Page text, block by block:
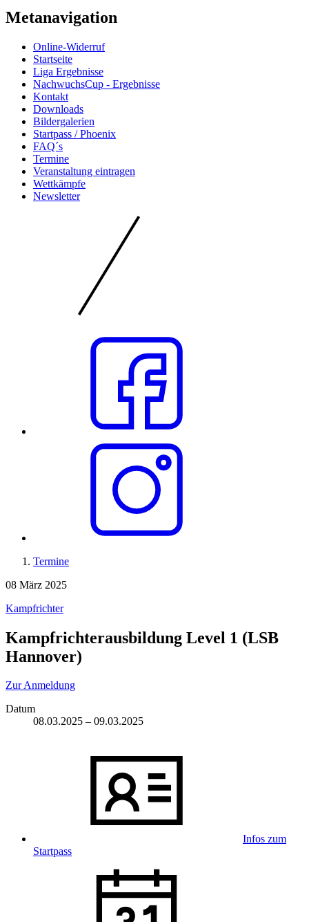
Metanavigation
Online-Widerruf
Startseite
Liga Ergebnisse
NachwuchsCup - Ergebnisse
Kontakt
Downloads
Bildergalerien
Startpass / Phoenix
FAQ´s
Termine
Veranstaltung eintragen
Wettkämpfe
Newsletter
Termine
08 März 2025
Kampfrichter
Kampfrichterausbildung Level 1 (LSB
Hannover)
Zur Anmeldung
Datum
08.03.2025 – 09.03.2025
Infos zum
Startpass